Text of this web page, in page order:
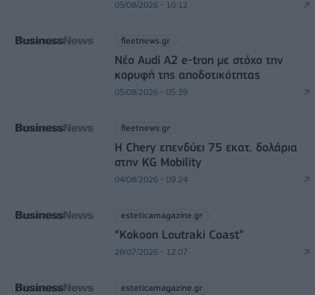
05/08/2026 - 10:12
fleetnews.gr
Νέο Audi A2 e-tron με στόχο την
κορυφή της αποδοτικότητας
05/08/2026 - 05:39
fleetnews.gr
Η Chery επενδύει 75 εκατ. δολάρια
στην KG Mobility
04/08/2026 - 09:24
esteticamagazine.gr
“Kokoon Loutraki Coast”
28/07/2026 - 12:07
esteticamagazine.gr